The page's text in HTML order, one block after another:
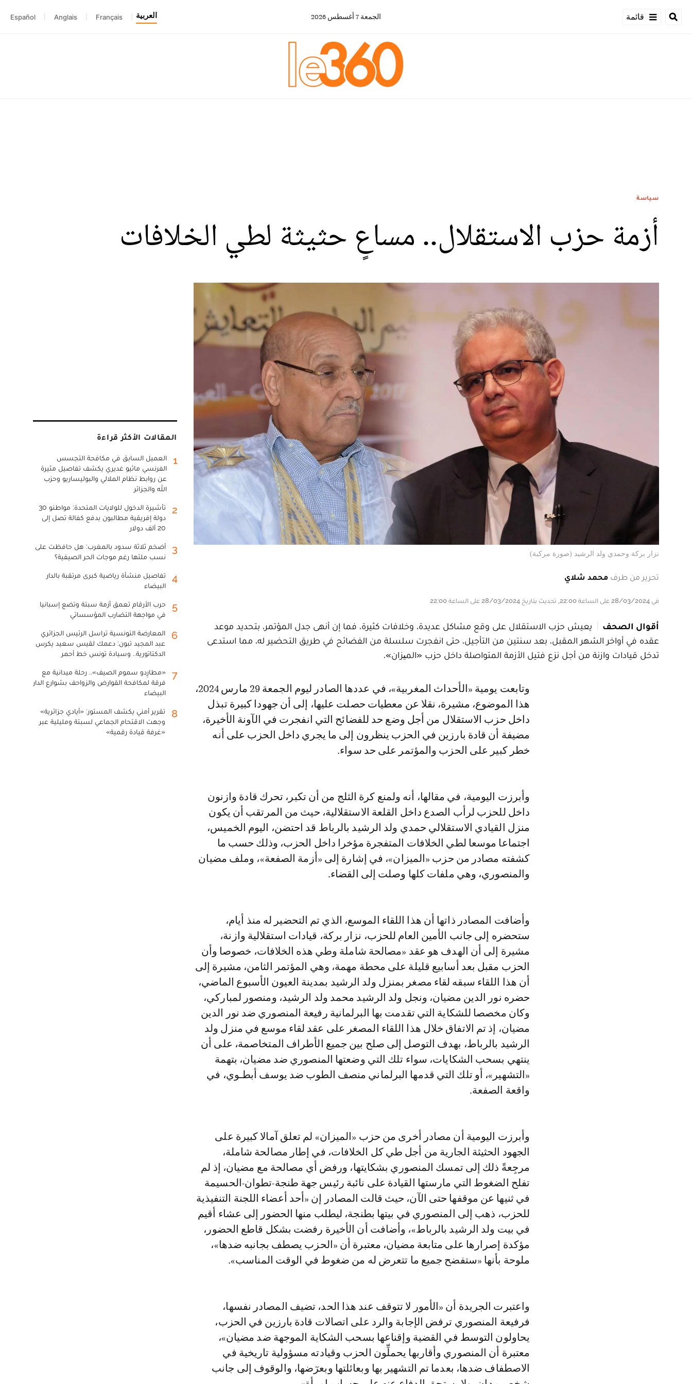
قائمة الجمعة 7 أغسطس 2026 العربية Français
Anglais
Español
سياسة
أزمة حزب الاستقلال.. مساعٍ حثيثة لطي الخلافات
نزار بركة وحمدي ولد الرشيد (صورة مركبة)
تحرير من طرف محمد شلاي
في 28/03/2024 على الساعة 22:00, تحديث بتاريخ 28/03/2024 على الساعة 22:00
أقوال الصحف
يعيش حزب الاستقلال على وقع مشاكل عديدة، وخلافات كثيرة، فما إن أنهى جدل المؤتمر، بتحديد موعد
عقده في أواخر الشهر المقبل، بعد سنتين من التأجيل، حتى انفجرت سلسلة من الفضائح في طريق التحضير له، مما استدعى
تدخل قيادات وازنة من أجل نزع فتيل الأزمة المتواصلة داخل حزب «المیزان».
وتابعت يومية «الأحداث المغربية»، في عددها الصادر ليوم الجمعة 29 مارس 2024،
هذا الموضوع، مشيرة، نقلا عن معطيات حصلت عليها، إلى أن جهودا كبيرة تبذل
داخل حزب الاستقلال من أجل وضع حد للفضائح التي انفجرت في الآونة الأخيرة،
مضيفة أن قادة بارزين في الحزب ينظرون إلى ما يجري داخل الحزب على أنه
خطر كبير على الحزب والمؤتمر على حد سواء.
وأبرزت اليومية، في مقالها، أنه ولمنع كرة الثلج من أن تكبر، تحرك قادة وازنون
داخل للحزب لرأب الصدع داخل القلعة الاستقلالية، حيث من المرتقب أن يكون
منزل القيادي الاستقلالي حمدي ولد الرشيد بالرباط قد احتضن، اليوم الخميس،
اجتماعا موسعا لطي الخلافات المتفجرة مؤخرا داخل الحزب، وذلك حسب ما
کشفته مصادر من حزب «الميزان»، في إشارة إلى «أزمة الصفعة»، وملف مضيان
والمنصوري، وهي ملفات كلها وصلت إلى القضاء.
وأضافت المصادر ذاتها أن هذا اللقاء الموسع، الذي تم التحضير له منذ أيام،
ستحضره إلى جانب الأمين العام للحزب، نزار بركة، قيادات استقلالية وازنة،
مشيرة إلى أن الهدف هو عقد «مصالحة شاملة وطي هذه الخلافات، خصوصا وأن
الحزب مقبل بعد أسابيع قليلة على محطة مهمة، وهي المؤتمر الثامن، مشيرة إلى
أن هذا اللقاء سبقه لقاء مصغر بمنزل ولد الرشيد بمدينة العيون الأسبوع الماضي،
حضره نور الدين مضيان، ونجل ولد الرشيد محمد ولد الرشيد، ومنصور لمباركي،
وكان مخصصا للشكاية التي تقدمت بها البرلمانية رفيعة المنصوري ضد نور الدين
مضيان، إذ تم الاتفاق خلال هذا اللقاء المصغر على عقد لقاء موسع في منزل ولد
الرشيد بالرباط، بهدف التوصل إلى صلح بين جميع الأطراف المتخاصمة، على أن
ينتهي بسحب الشكايات، سواء تلك التي وضعتها المنصوري ضد مضيان، بتهمة
«التشهير»، أو تلك التي قدمها البرلماني منصف الطوب ضد يوسف أبطـوي، في
واقعة الصفعة.
وأبرزت اليومية أن مصادر أخرى من حزب «الميزان» لم تعلق آمالا كبيرة على
الجهود الحثيثة الجارية من أجل طي كل الخلافات، في إطار مصالحة شاملة،
مرجِعةً ذلك إلى تمسك المنصوري بشكايتها، ورفض أي مصالحة مع مضيان، إذ لم
تفلح الضغوط التي مارستها القيادة على نائبة رئيس جهة طنجة-تطوان-الحسيمة
في ثنيها عن موقفها حتى الآن، حيث قالت المصادر إن «أحد أعضاء اللجنة التنفيذية
للحزب، ذهب إلى المنصوري في بيتها بطنجة، ليطلب منها الحضور إلى عشاء أقيم
في بيت ولد الرشيد بالرباط»، وأضافت أن الأخيرة رفضت بشكل قاطع الحضور،
مؤكدة إصرارها على متابعة مضيان، معتبرة أن «الحزب يصطف بجانبه ضدها»،
ملوحة بأنها «ستفضح جميع ما تتعرض له من ضغوط في الوقت المناسب».
واعتبرت الجريدة أن «الأمور لا تتوقف عند هذا الحد، تضيف المصادر نفسها،
فرفيعة المنصوري ترفض الإجابة والرد على اتصالات قادة بارزين في الحزب،
يحاولون التوسط في القضية وإقناعها بسحب الشكاية الموجهة ضد مضيان»،
معتبرة أن المنصوري وأقاربها يحملِّون الحزب وقيادته مسؤولية تاريخية في
الاصطفاف ضدها، بعدما تم التشهير بها وبعائلتها وبعرٓضها، والوقوف إلى جانب
المقالات الأكثر قراءة
1
العميل السابق في مكافحة التجسس
الفرنسي ماثيو غديري يكشف تفاصيل مثيرة
عن روابط نظام الملالي والبوليساريو وحزب
الله والجزائر
2
تأشيرة الدخول للولايات المتحدة: مواطنو 30
دولة إفريقية مطالبون بدفع كفالة تصل إلى
20 ألف دولار
3
أضخم ثلاثة سدود بالمغرب: هل حافظت على
نسب ملئها رغم موجات الحر الصيفية؟
4
تفاصيل منشأة رياضية كبرى مرتقبة بالدار
البيضاء
5
حرب الأرقام تعمق أزمة سبتة وتضع إسبانيا
في مواجهة التضارب المؤسساتي
6
المعارضة التونسية تراسل الرئيس الجزائري
عبد المجيد تبون: دعمك لقيس سعيد يكرس
الدكتاتورية.. وسيادة تونس خط أحمر
7
«مطارِدو سموم الصيف».. رحلة ميدانية مع
فرقة لمكافحة القوارض والزواحف بشوارع الدار
البيضاء
8
تقرير أمني يكشف المستور: «أيادي جزائرية»
وجهت الاقتحام الجماعي لسبتة ومليلية عبر
«غرفة قيادة رقمية»